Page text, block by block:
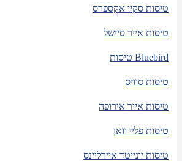
טיסות סקיי אקספרס
טיסות אייר סיישל
טיסות Bluebird
טיסות סוויס
טיסות אייר אירופה
טיסות פליי וואן
טיסות יונייטד איירליינס